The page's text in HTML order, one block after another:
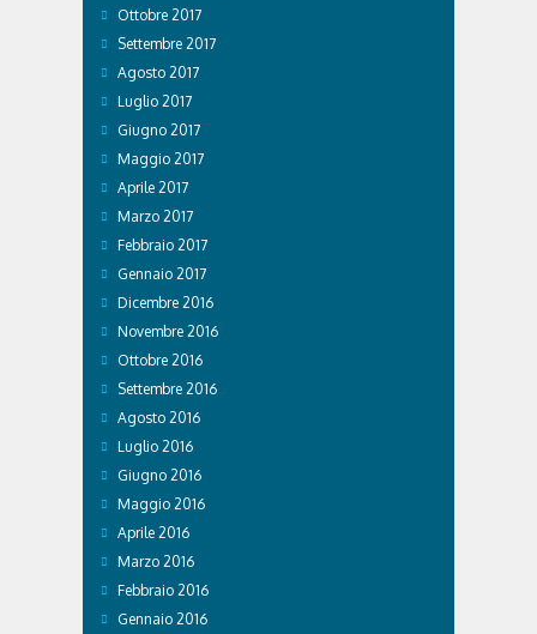
Ottobre 2017
Settembre 2017
Agosto 2017
Luglio 2017
Giugno 2017
Maggio 2017
Aprile 2017
Marzo 2017
Febbraio 2017
Gennaio 2017
Dicembre 2016
Novembre 2016
Ottobre 2016
Settembre 2016
Agosto 2016
Luglio 2016
Giugno 2016
Maggio 2016
Aprile 2016
Marzo 2016
Febbraio 2016
Gennaio 2016